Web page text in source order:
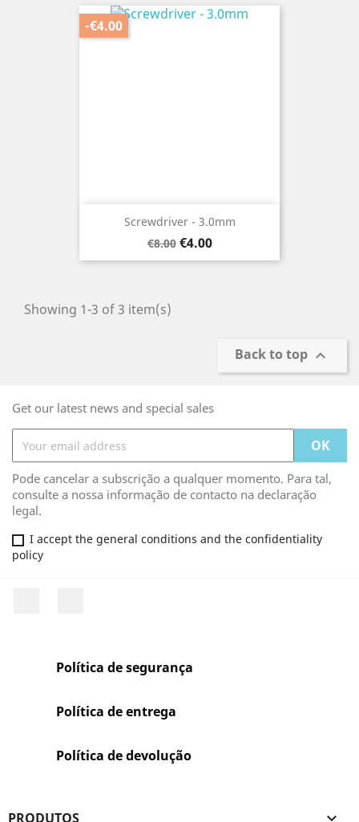
Screwdriver - 3.0mm
Regular
price
€8.00 Price
€4.00
-€4.00
Showing 1-3 of 3 item(s)
Back to top 
Get our latest news and special sales
Pode cancelar a subscrição a qualquer momento. Para tal,
consulte a nossa informação de contacto na declaração
legal.
I accept the general conditions and the confidentiality
policy
Política de segurança
Política de entrega
Política de devolução
PRODUTOS